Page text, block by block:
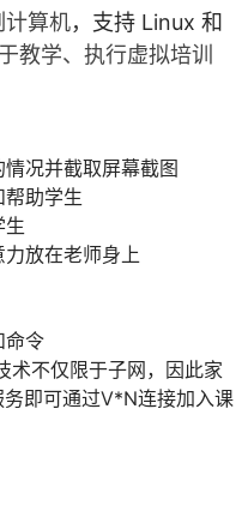
计算机，支持 Linux 和
教学、执行虚拟培训
况并截取屏幕截图
助学生
生
放在老师身上
命令
不仅限于子网，因此家
即可通过V*N连接加入课